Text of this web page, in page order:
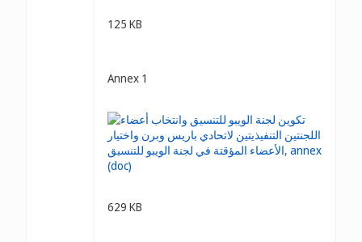
125 KB
Annex 1
629 KB